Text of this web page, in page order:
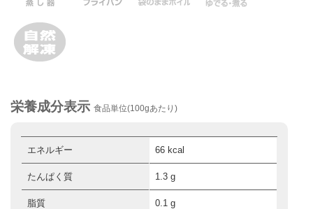
栄養成分表示 食品単位(100gあたり)
エネルギー 66 kcal
たんぱく質 1.3 g
脂質 0.1 g